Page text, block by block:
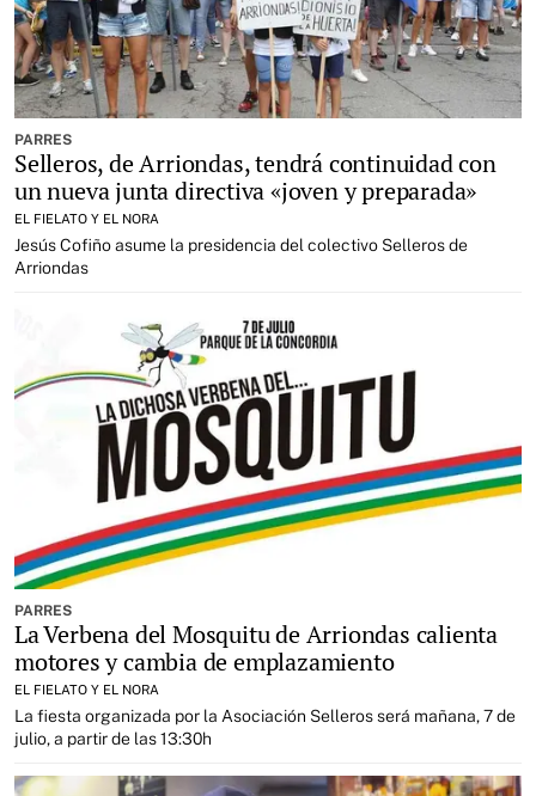
PARRES
Selleros, de Arriondas, tendrá continuidad con
un nueva junta directiva «joven y preparada»
EL FIELATO Y EL NORA
Jesús Cofiño asume la presidencia del colectivo Selleros de
Arriondas
PARRES
La Verbena del Mosquitu de Arriondas calienta
motores y cambia de emplazamiento
EL FIELATO Y EL NORA
La fiesta organizada por la Asociación Selleros será mañana, 7 de
julio, a partir de las 13:30h